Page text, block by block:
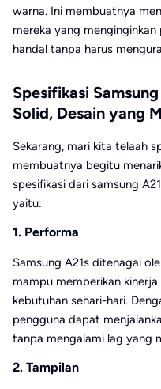
warna. Ini membuatnya
mereka yang
handal tanpa harus
Spesifikasi
Solid, Desain yang
Sekarang, mari kita telaah
membuatnya begitu
spesifikasi dari samsung
yaitu:
1. Performa
Samsung A21s ditenagai
mampu memberikan
kebutuhan sehari-hari.
pengguna dapat
tanpa mengalami lag yang
2. Tampilan